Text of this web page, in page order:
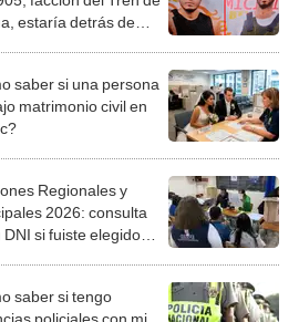
estaría detrás de
saber si una persona
matrimonio civil en
Regionales y
2026: consulta
DNI si fuiste elegido
saber si tengo
policiales con mi